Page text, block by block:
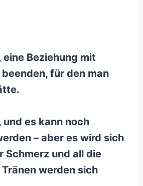
eine Beziehung mit
für den man
und es kann noch
– aber es wird sich
Schmerz und all die
werden sich